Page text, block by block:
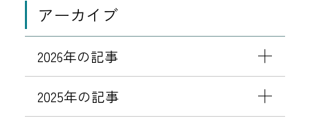
アーカイブ
2026年の記事
2025年の記事